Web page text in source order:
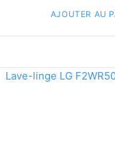
AJOUTER AU